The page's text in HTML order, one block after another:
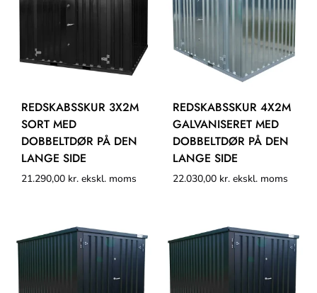
REDSKABSSKUR 3X2M
SORT MED
DOBBELTDØR PÅ DEN
LANGE SIDE
21.290,00 kr. ekskl. moms
REDSKABSSKUR 4X2M
GALVANISERET MED
DOBBELTDØR PÅ DEN
LANGE SIDE
22.030,00 kr. ekskl. moms